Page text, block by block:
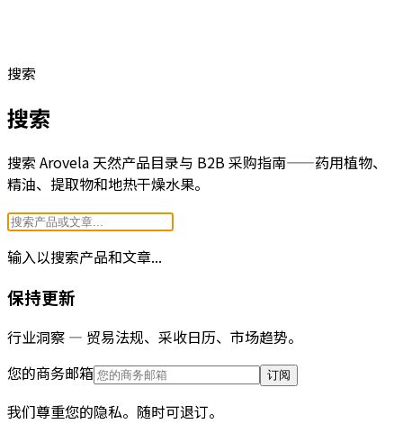
搜索
搜索
搜索 Arovela 天然产品目录与 B2B 采购指南——药用植物、
精油、提取物和地热干燥水果。
输入以搜索产品和文章...
保持更新
行业洞察 — 贸易法规、采收日历、市场趋势。
您的商务邮箱
订阅
我们尊重您的隐私。随时可退订。